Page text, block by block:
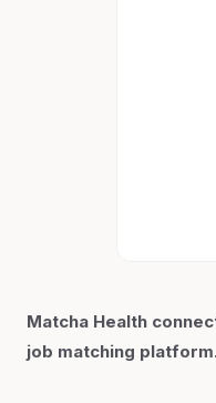
Matcha Health
job matching platform.